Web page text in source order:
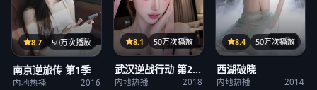
21集
8.7 50万次播放
南京逆旅传 第1季
内地热播 2016
31集
8.1 50万次播放
武汉逆战行动 第2
季
内地热播 2018
36集
8.4 50万次播放
西湖破晓
内地热播 2014